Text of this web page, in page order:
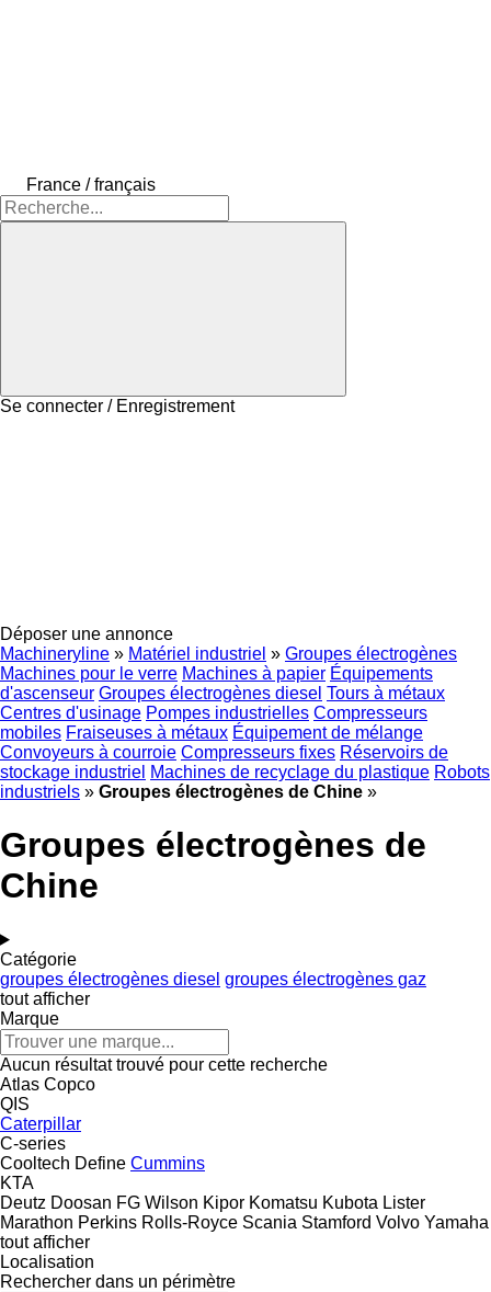
France / français
Se connecter / Enregistrement
Déposer une annonce
Machineryline » Matériel industriel » Groupes électrogènes
Machines pour le verre Machines à papier Équipements
d'ascenseur Groupes électrogènes diesel Tours à métaux
Centres d'usinage Pompes industrielles Compresseurs
mobiles Fraiseuses à métaux Équipement de mélange
Convoyeurs à courroie Compresseurs fixes Réservoirs de
stockage industriel Machines de recyclage du plastique Robots
industriels » Groupes électrogènes de Chine »
Groupes électrogènes de
Chine
Catégorie
groupes électrogènes diesel groupes électrogènes gaz
tout afficher
Marque
Aucun résultat trouvé pour cette recherche
Atlas Copco
QIS
Caterpillar
C-series
Cooltech Define Cummins
KTA
Deutz Doosan FG Wilson Kipor Komatsu Kubota Lister
Marathon Perkins Rolls-Royce Scania Stamford Volvo Yamaha
tout afficher
Localisation
Rechercher dans un périmètre